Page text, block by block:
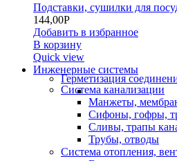
Подставки, сушилки для
144,00Р
Добавить в избранное
В корзину
Quick view
Инженерные системы
Герметизация
Система канализации
Манжеты,
Сифоны, гофры,
Сливы, трапы
Трубы, отводы
Система отопления,